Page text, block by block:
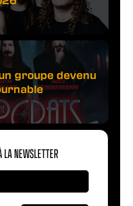
groupe devenu
LA NEWSLETTER